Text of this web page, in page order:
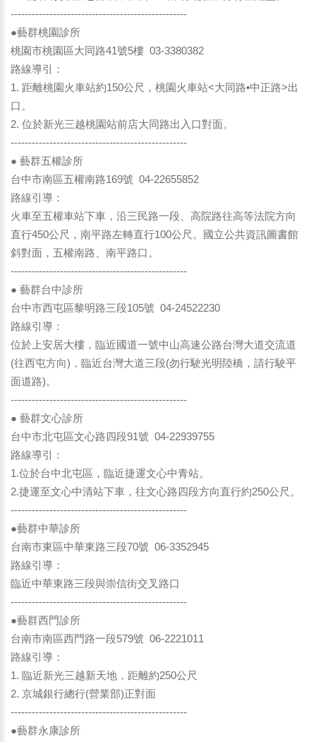
--------------------------------------------------
●藝群桃園診所
桃園市桃園區大同路41號5樓 03-3380382
路線導引：
1. 距離桃園火車站約150公尺，桃園火車站<大同路•中正路>出
口。
2. 位於新光三越桃園站前店大同路出入口對面。
--------------------------------------------------
● 藝群五權診所
台中市南區五權南路169號 04-22655852
路線引導：
火車至五權車站下車，沿三民路一段、高院路往高等法院方向
直行450公尺，南平路左轉直行100公尺。國立公共資訊圖書館
斜對面，五權南路、南平路口。
--------------------------------------------------
● 藝群台中診所
台中市西屯區黎明路三段105號 04-24522230
路線引導：
位於上安居大樓，臨近國道一號中山高速公路台灣大道交流道
(往西屯方向)，臨近台灣大道三段(勿行駛光明陸橋，請行駛平
面道路)。
--------------------------------------------------
● 藝群文心診所
台中市北屯區文心路四段91號 04-22939755
路線導引：
1.位於台中北屯區，臨近捷運文心中青站。
2.捷運至文心中清站下車，往文心路四段方向直行約250公尺。
--------------------------------------------------
●藝群中華診所
台南市東區中華東路三段70號 06-3352945
路線引導：
臨近中華東路三段與崇信街交叉路口
--------------------------------------------------
●藝群西門診所
台南市南區西門路一段579號 06-2221011
路線引導：
1. 臨近新光三越新天地，距離約250公尺
2. 京城銀行總行(營業部)正對面
--------------------------------------------------
●藝群永康診所